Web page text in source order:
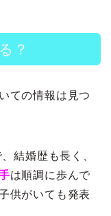
？
ての情報は見つ
結婚歴も長く、
は順調に歩んで
供がいても発表